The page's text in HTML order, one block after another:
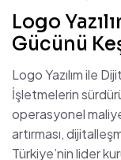
Logo
Gücünü
Logo Yazılım ile
İşletmelerin
operasyonel
artırması,
Türkiye’nin lider